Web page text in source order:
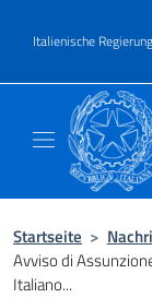
Italienische Regierung
Header-
Startseite >
Avviso di
Italiano...